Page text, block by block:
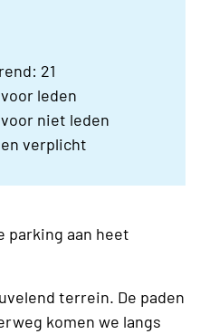
21
leden
niet leden
verplicht
parking aan heet
terrein. De paden
komen we langs